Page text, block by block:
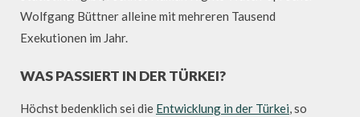
Wolfgang Büttner alleine mit mehreren Tausend
Exekutionen im Jahr.
WAS PASSIERT IN DER TÜRKEI?
Höchst bedenklich sei die Entwicklung in der Türkei, so